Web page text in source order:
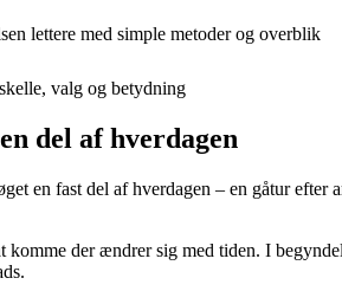
lettere med simple metoder og overblik
valg og betydning
del af hverdagen
en fast del af hverdagen – en gåtur
komme der ændrer sig med tiden. I